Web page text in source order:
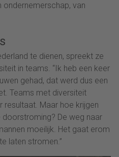
ondernemerschap, van
te dienen, spreekt ze
in teams. “Ik heb een keer
gehad, dat werd dus een
Teams met diversiteit
resultaat. Maar hoe krijgen
De weg naar
moeilijk. Het gaat erom
laten stromen.”